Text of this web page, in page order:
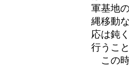
軍基地
縄移動
応は鈍
行うこ
この時